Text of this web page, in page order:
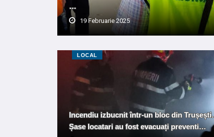
…
19 Februarie 2025
LOCAL
Incendiu izbucnit într-un bloc din Trușești.
Șase locatari au fost evacuați preventi…